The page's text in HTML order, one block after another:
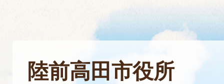
陸前高田市役所